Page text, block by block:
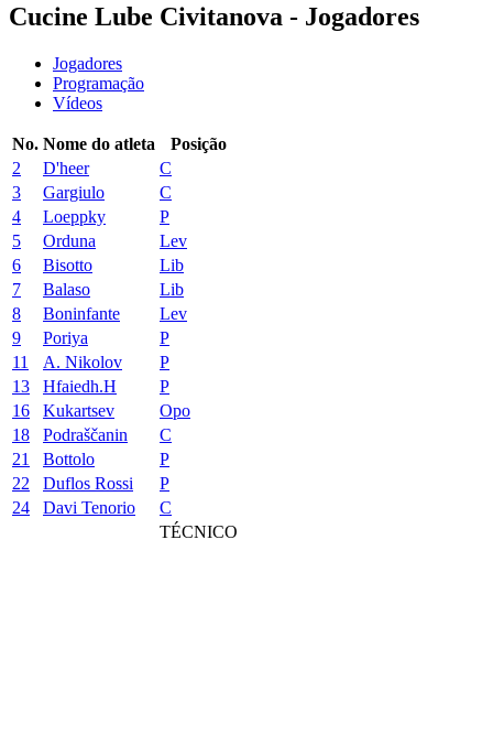
Cucine Lube Civitanova - Jogadores
Jogadores
Programação
Vídeos
No. Nome do atleta
Posição
2
D'heer
C
3
Gargiulo
C
4
Loeppky
P
5
Orduna
Lev
6
Bisotto
Lib
7
Balaso
Lib
8
Boninfante
Lev
9
Poriya
P
11
A. Nikolov
P
13
Hfaiedh.H
P
16
Kukartsev
Opo
18
Podraščanin
C
21
Bottolo
P
22
Duflos Rossi
P
24
Davi Tenorio
C
TÉCNICO